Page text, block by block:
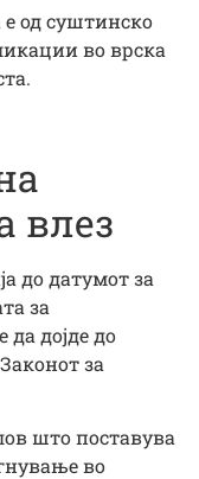
од суштинско
во врска
влез
до датумот за
за
дојде до
за
што поставува
во